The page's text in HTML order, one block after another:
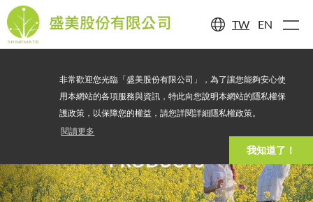
非常歡迎您光臨「盛美股份有限公司」，為了讓您能夠安心使
用本網站的各項服務與資訊，特此向您說明本網站的隱私權保
護政策，以保障您的權益，請您詳閱詳細隱私權政策。
閱讀更多
我知道了！
TW EN
PRODUCTS